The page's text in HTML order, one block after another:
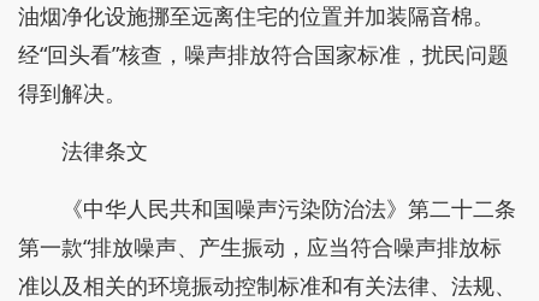
油烟净化设施挪至远离住宅的位置并加装隔音棉。
经“回头看”核查，噪声排放符合国家标准，扰民问题
得到解决。
法律条文
《中华人民共和国噪声污染防治法》第二十二条
第一款“排放噪声、产生振动，应当符合噪声排放标
准以及相关的环境振动控制标准和有关法律、法规、